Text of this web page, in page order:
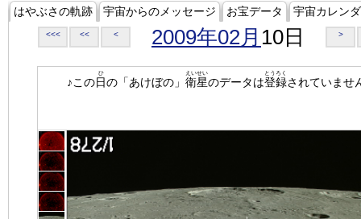
はやぶさの軌跡 宇宙からのメッセージ お宝データ 宇宙カレン
<<< << < 2009年02月 10日 >
♪この日
ひ
の「あけぼの」 衛星
えいせい
のデータは登録
とうろく
されていませ